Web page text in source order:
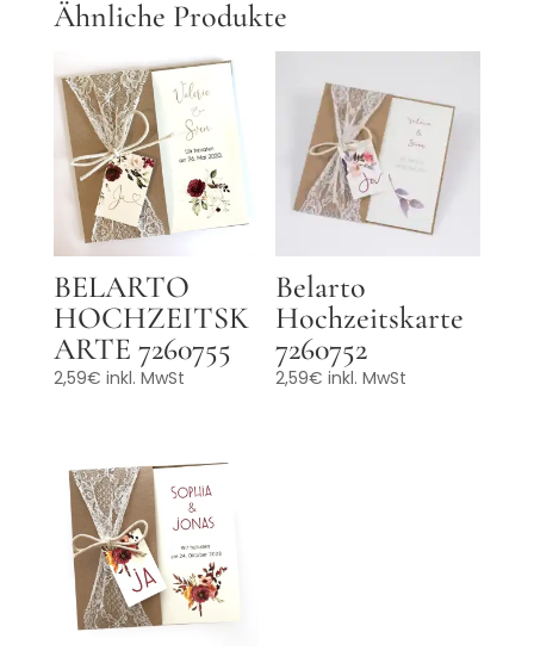
Ähnliche Produkte
BELARTO
HOCHZEITSK
ARTE 7260755
2,59€ inkl. MwSt
Belarto
Hochzeitskarte
7260752
2,59€ inkl. MwSt